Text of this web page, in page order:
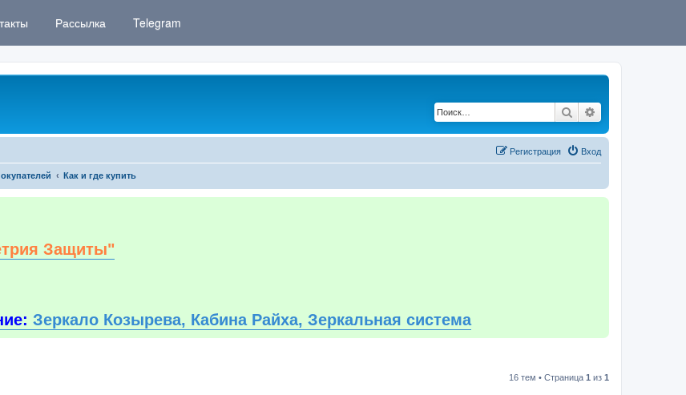
Рассылка Telegram
Поиск
Вход
Регистрация
Как и где купить
Защиты"
Зеркало Козырева, Кабина Райха, Зеркальная система
16 тем • Страница 1 из 1